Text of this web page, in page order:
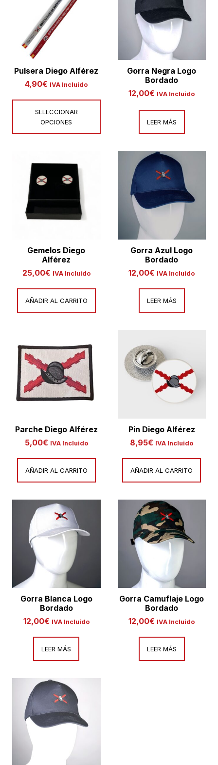
Pulsera Diego Alférez
4,90€ IVA Incluido
SELECCIONAR
OPCIONES
Gorra Negra Logo
Bordado
12,00€ IVA Incluido
LEER MÁS
Gemelos Diego
Alférez
25,00€ IVA Incluido
AÑADIR AL CARRITO
Gorra Azul Logo
Bordado
12,00€ IVA Incluido
LEER MÁS
Parche Diego Alférez
5,00€ IVA Incluido
AÑADIR AL CARRITO
Pin Diego Alférez
8,95€ IVA Incluido
AÑADIR AL CARRITO
Gorra Blanca Logo
Bordado
12,00€ IVA Incluido
LEER MÁS
Gorra Camuflaje Logo
Bordado
12,00€ IVA Incluido
LEER MÁS